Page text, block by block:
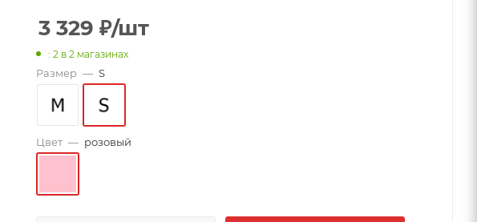
3 329 ₽/шт
: 2 в 2 магазинах
Размер — S
Цвет — розовый